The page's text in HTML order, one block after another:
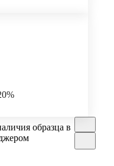
образца в